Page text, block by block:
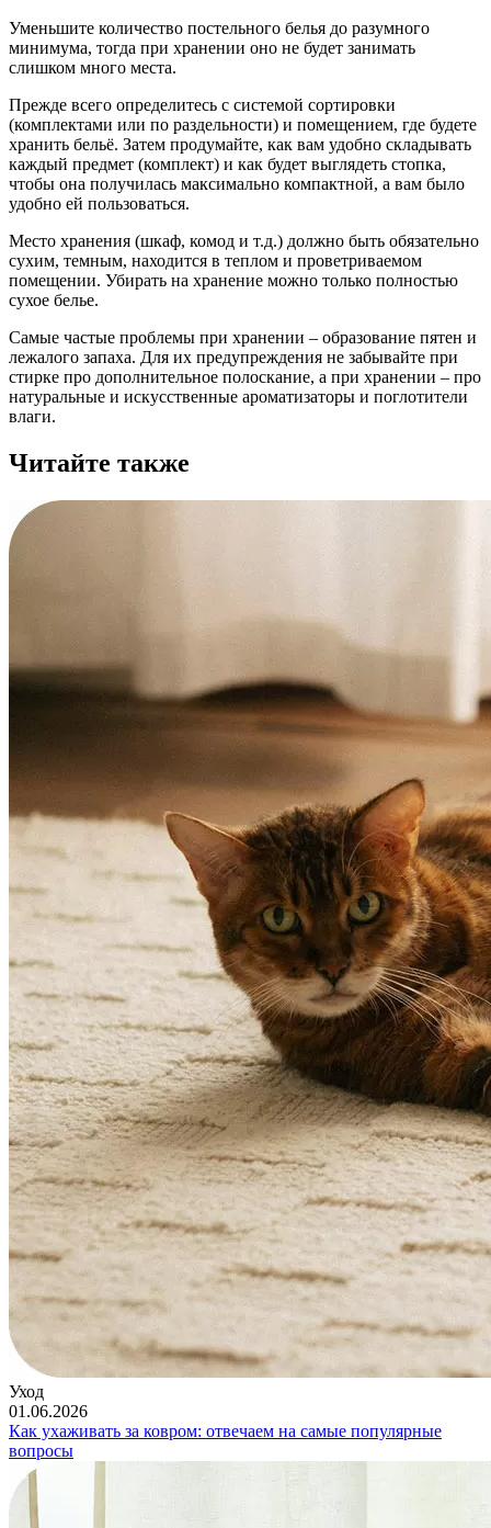
Уменьшите количество постельного белья до разумного
минимума, тогда при хранении оно не будет занимать
слишком много места.
Прежде всего определитесь с системой сортировки
(комплектами или по раздельности) и помещением, где будете
хранить бельё. Затем продумайте, как вам удобно складывать
каждый предмет (комплект) и как будет выглядеть стопка,
чтобы она получилась максимально компактной, а вам было
удобно ей пользоваться.
Место хранения (шкаф, комод и т.д.) должно быть обязательно
сухим, темным, находится в теплом и проветриваемом
помещении. Убирать на хранение можно только полностью
сухое белье.
Самые частые проблемы при хранении – образование пятен и
лежалого запаха. Для их предупреждения не забывайте при
стирке про дополнительное полоскание, а при хранении – про
натуральные и искусственные ароматизаторы и поглотители
влаги.
Читайте также
Уход
01.06.2026
Как ухаживать за ковром: отвечаем на самые популярные
вопросы